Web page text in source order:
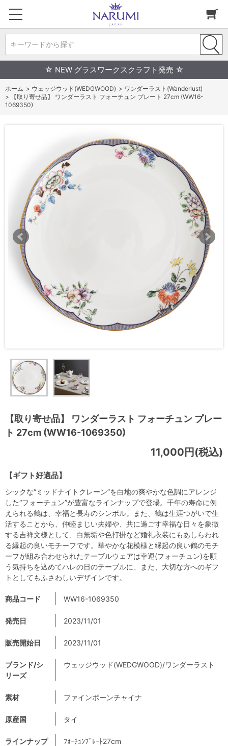
キーワードから探す
☆ NEW グラスワークスクラフト発売 ☆
ホーム > ウェッジウッド(WEDGWOOD) > ワンダーラスト(Wanderlust)
>
【取り寄せ品】 ワンダーラスト フォーチュン プレート 27cm (WW16-
1069350)
【取り寄せ品】 ワンダーラスト フォーチュン プレー
ト 27cm (WW16-1069350)
【ギフト好適品】
11,000円(税込)
商品コード WW16-1069350
発売日 2023/11/01
販売開始日 2023/11/01
ブランド/シ
リーズ
ウェッジウッド(WEDGWOOD)/ワンダーラスト
素材 ファインボーンチャイナ
原産国 タイ
ラインナップ ﾌｫｰﾁｭﾝﾌﾟﾚｰﾄ27cm
シックな“ミッドナイトクレーン”を白地の爽やかな色調にアレンジ
した“フォーチュン”が豊富なラインナップで登場。千年の寿命に例
えられる鶴は、幸福と長寿のシンボル。また、鶴は生涯つがいで生
活することから、仲睦まじい夫婦や、共に過ごす幸福な日々を象徴
する吉祥文様として、白無垢や色打掛など婚礼衣装にもあしらわれ
る縁起の良いモチーフです。華やかな花模様と縁起の良い鶴のモチ
ーフが組み合わせられたテーブルウェアは幸運(フォーチュン)を願
う気持ちを込めてハレの日のテーブルに、また、大切な方へのギフ
トとしてもふさわしいデザインです。